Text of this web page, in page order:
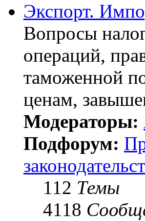
Экспорт.
Вопросы
операций,
таможенной
ценам,
Модераторы:
Подфорум:
112 Темы
4118